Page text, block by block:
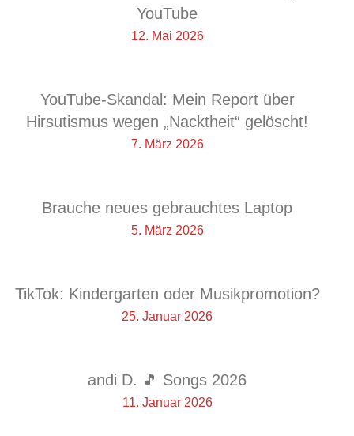
YouTube
12. Mai 2026
YouTube-Skandal: Mein Report über
Hirsutismus wegen „Nacktheit“ gelöscht!
7. März 2026
Brauche neues gebrauchtes Laptop
5. März 2026
TikTok: Kindergarten oder Musikpromotion?
25. Januar 2026
andi D. 🎵 Songs 2026
11. Januar 2026